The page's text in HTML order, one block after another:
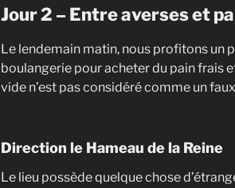
Jour 2 – Entre averses et
Le lendemain matin, nous profitons un
boulangerie pour acheter du pain frais
vide n’est pas considéré comme un
Direction le Hameau de la Reine
Le lieu possède quelque chose